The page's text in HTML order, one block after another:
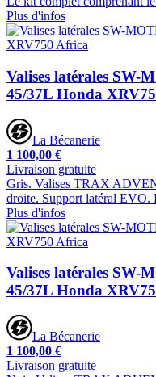
Plus d'infos
Valises latérales
45/37L Honda
La Bécanerie
1 100,00 €
Livraison gratuite
Gris. Valises TRAX
droite. Support latéral EVO.
Plus d'infos
Valises latérales
45/37L Honda
La Bécanerie
1 100,00 €
Livraison gratuite